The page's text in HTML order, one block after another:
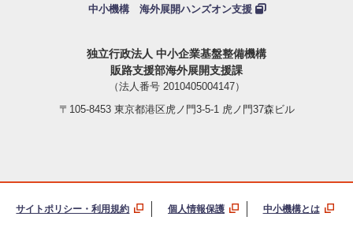
中小機構 海外展開ハンズオン支援
独立行政法人 中小企業基盤整備機構
販路支援部海外展開支援課
（法人番号 2010405004147）
〒105-8453 東京都港区虎ノ門3-5-1 虎ノ門37森ビル
サイトポリシー・利用規約 個人情報保護 中小機構とは